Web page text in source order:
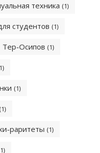
техника (1)
студентов (1)
Тер-Осипов (1)
(1)
(1)
раритеты (1)